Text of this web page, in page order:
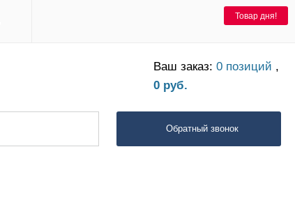
Ваш заказ: 0 позиций ,
0 руб.
Обратный звонок
Товар дня!